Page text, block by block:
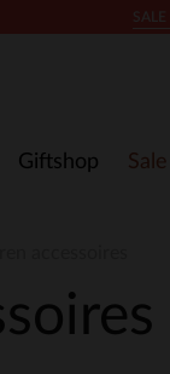
Giftshop Sale